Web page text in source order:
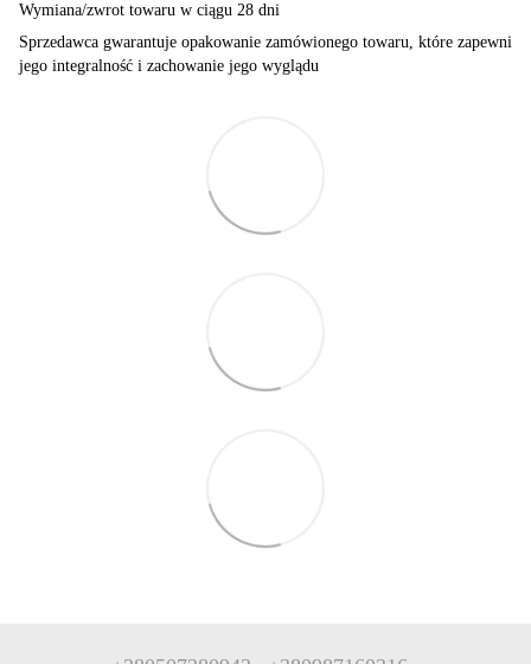
Wymiana/zwrot towaru w ciągu 28 dni
Sprzedawca gwarantuje opakowanie zamówionego towaru, które zapewni
jego integralność i zachowanie jego wyglądu